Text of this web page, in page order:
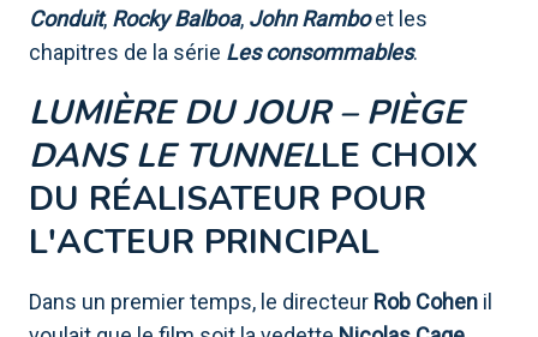
Conduit, Rocky Balboa, John Ramboet les
chapitres de la série Les consommables.
LUMIÈRE DU JOUR – PIÈGE
DANS LE TUNNELLE CHOIX
DU RÉALISATEUR POUR
L'ACTEUR PRINCIPAL
Dans un premier temps, le directeur Rob Cohen il